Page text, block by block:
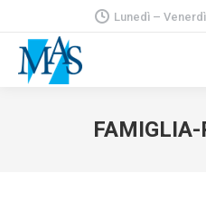
Lunedì –